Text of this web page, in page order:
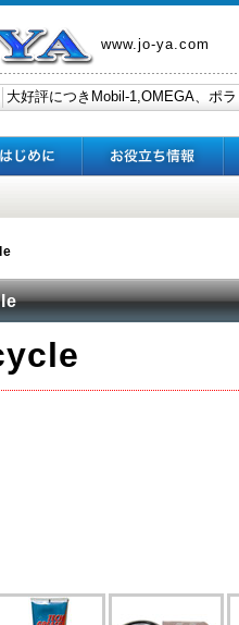
www.jo-ya.com